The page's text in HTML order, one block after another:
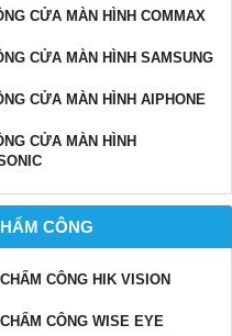
CỬA MÀN HÌNH COMMAX
CỬA MÀN HÌNH SAMSUNG
CỬA MÀN HÌNH AIPHONE
CỬA MÀN HÌNH
CÔNG
CÔNG HIK VISION
CÔNG WISE EYE